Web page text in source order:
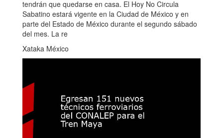
tendrán que quedarse en casa. El Hoy No Circula
Sabatino estará vigente en la Ciudad de México y en
parte del Estado de México durante el segundo sábado
del mes. La re
Xataka México